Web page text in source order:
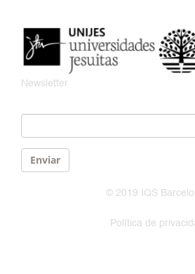
Newsletter
Enviar
© 2019 IQS
Política de